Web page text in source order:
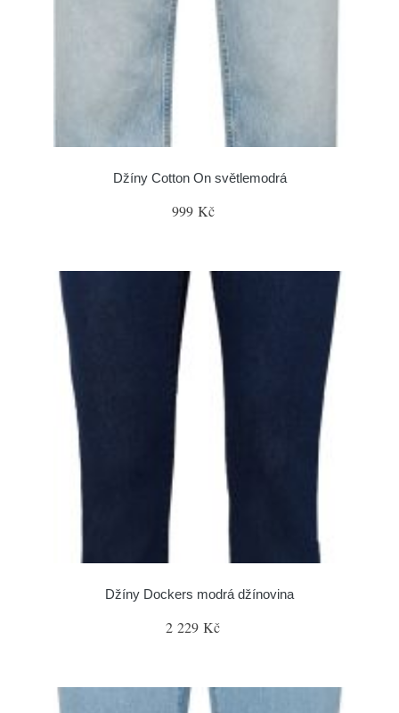
Džíny Cotton On světlemodrá
999 Kč
Džíny Dockers modrá džínovina
2 229 Kč